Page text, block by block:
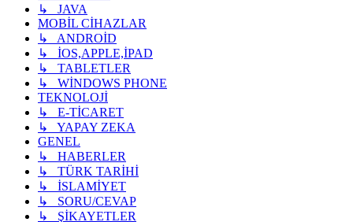
↳ JAVA
MOBİL CİHAZLAR
↳ ANDROİD
↳ İOS,APPLE,İPAD
↳ TABLETLER
↳ WİNDOWS PHONE
TEKNOLOJİ
↳ E-TİCARET
↳ YAPAY ZEKA
GENEL
↳ HABERLER
↳ TÜRK TARİHİ
↳ İSLAMİYET
↳ SORU/CEVAP
↳ ŞİKAYETLER